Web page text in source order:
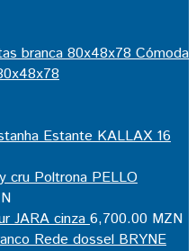
Cómoda
Estante KALLAX 16
Poltrona PELLO
JARA cinza 6,700.00 MZN
Rede dossel BRYNE